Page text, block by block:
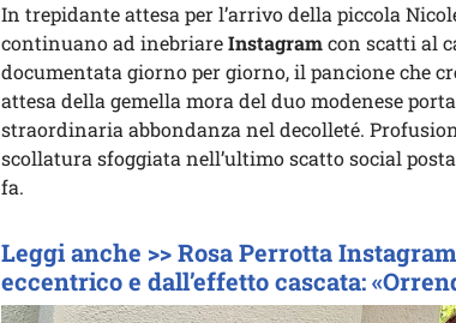
In trepidante attesa per l’arrivo della piccola
continuano ad inebriareInstagramcon scatti al
documentata giorno per giorno, il pancione che
attesa della gemella mora del duo modenese
straordinaria abbondanza nel decolleté.
scollatura sfoggiata nell’ultimo scatto social
fa.
Leggi anche >> Rosa Perrotta
eccentrico e dall’effetto cascata: